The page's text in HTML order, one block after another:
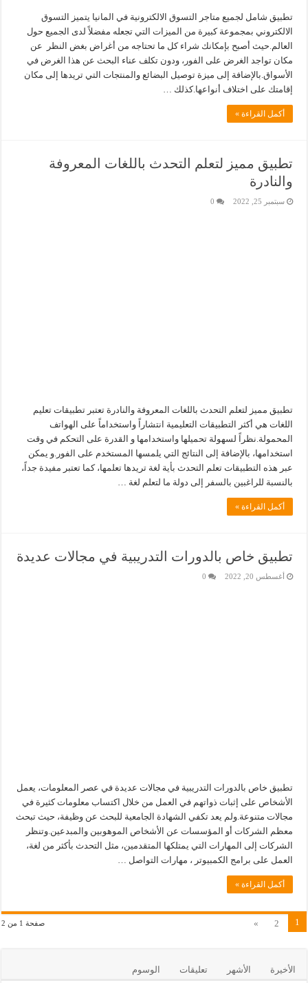
تطبيق شامل لجميع متاجر التسوق الالكترونية في المانيا يتميز التسوق
الالكتروني بمجموعة كبيرة من الميزات التي تجعله مفضلاً لدى الجميع حول
العالم.حيث أصبح بإمكانك شراء كل ما تحتاجه من أغراض بغض النظر عن
مكان تواجد الغرض على الفور، ودون تكلف عناء البحث عن هذا الغرض في
الأسواق.بالإضافة إلى ميزة توصيل البضائع والمنتجات التي تريدها إلى مكان
إقامتك على اختلاف أنواعها.كذلك …
أكمل القراءة »
تطبيق مميز لتعلم التحدث باللغات المعروفة
والنادرة
سبتمبر 25, 2022 0
تطبيق مميز لتعلم التحدث باللغات المعروفة والنادرة تعتبر تطبيقات تعليم
اللغات هي أكثر التطبيقات التعليمية انتشاراً واستخداماً على الهواتف
المحمولة.نظراً لسهولة تحميلها واستخدامها و القدرة على التحكم في وقت
استخدامها، بالإضافة إلى النتائج التي يلمسها المستخدم على الفور.و يمكن
عبر هذه التطبيقات تعلم التحدث بأية لغة تريدها تعلمها، كما تعتبر مفيدة جداً،
بالنسبة للراغبين بالسفر إلى دولة ما لتعلم لغة …
أكمل القراءة »
تطبيق خاص بالدورات التدريبية في مجالات عديدة
أغسطس 20, 2022 0
تطبيق خاص بالدورات التدريبية في مجالات عديدة في عصر المعلومات، يعمل
الأشخاص على إثبات ذواتهم في العمل من خلال اكتساب معلومات كثيرة في
مجالات متنوعة.ولم يعد تكفي الشهادة الجامعية للبحث عن وظيفة، حيث تبحث
معظم الشركات أو المؤسسات عن الأشخاص الموهوبين والمبدعين.وتنظر
الشركات إلى المهارات التي يمتلكها المتقدمين، مثل التحدث بأكثر من لغة،
العمل على برامج الكمبيوتر ، مهارات التواصل …
أكمل القراءة »
صفحة 1 من 2 1
2
»
الأخيرة الأشهر تعليقات الوسوم